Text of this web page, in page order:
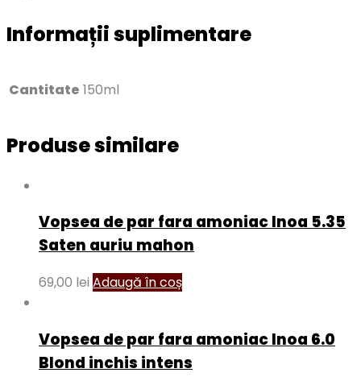
Informații suplimentare
Cantitate 150ml
Produse similare
Vopsea de par fara amoniac Inoa 5.35
Saten auriu mahon
69,00 lei Adaugă în coș
Vopsea de par fara amoniac Inoa 6.0
Blond inchis intens